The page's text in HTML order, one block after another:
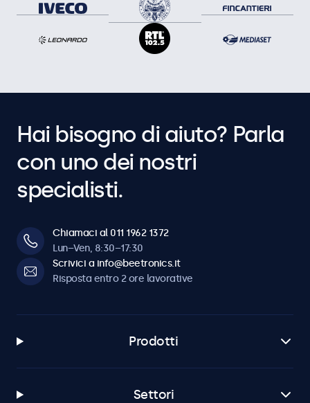
Hai bisogno di aiuto? Parla
con uno dei nostri
specialisti.
Chiamaci al 011 1962 1372
Lun–Ven, 8:30–17:30
Scrivici a info@beetronics.it
Risposta entro 2 ore lavorative
Prodotti
Settori